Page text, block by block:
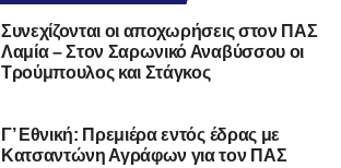
Συνεχίζονται οι αποχωρήσεις στον ΠΑΣ
Λαμία – Στον Σαρωνικό Αναβύσσου οι
Τρούμπουλος και Στάγκος
Γ’ Εθνική: Πρεμιέρα εντός έδρας με
Κατσαντώνη Αγράφων για τον ΠΑΣ